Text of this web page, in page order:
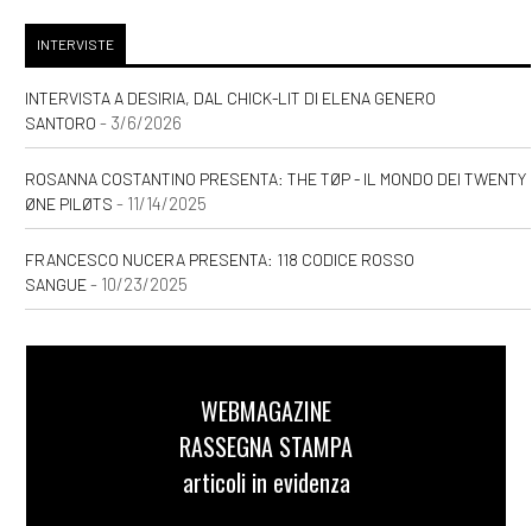
INTERVISTE
INTERVISTA A DESIRIA, DAL CHICK-LIT DI ELENA GENERO
SANTORO - 3/6/2026
ROSANNA COSTANTINO PRESENTA: THE TØP - IL MONDO DEI TWENTY
ØNE PILØTS - 11/14/2025
FRANCESCO NUCERA PRESENTA: 118 CODICE ROSSO
SANGUE- 10/23/2025
WEBMAGAZINE
RASSEGNA STAMPA
articoli in evidenza